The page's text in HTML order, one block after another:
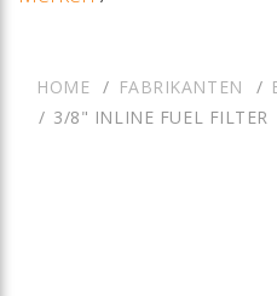
HOME FABRIKANTEN
3/8" INLINE FUEL FILTER